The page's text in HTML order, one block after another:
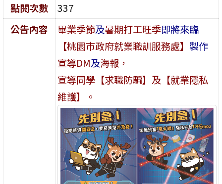
點閱次數
337
公告內容
畢業季節及暑期打工旺季即將來臨
【桃園市政府就業職訓服務處】 製作
宣導DM及海報，
宣導同學【求職防騙】及【就業隱私
維護】。